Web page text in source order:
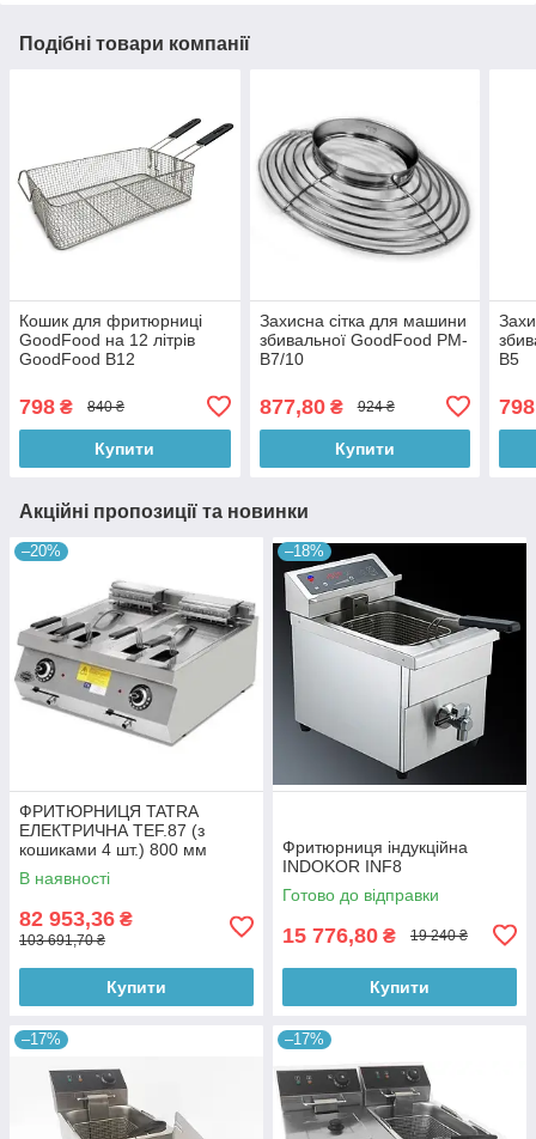
Подібні товари компанії
Кошик для фритюрниці
GoodFood на 12 літрів
GoodFood B12
798 ₴ 840 ₴
Купити
Захисна сітка для машини
збивальної GoodFood PM-
B7/10
877,80₴ 924 ₴
Купити
B5
798
Акційні пропозиції та новинки
–20%
ФРИТЮРНИЦЯ TATRA
ЕЛЕКТРИЧНА TEF.87 (з
кошиками 4 шт.) 800 мм
В наявності
82 953,36 ₴
103 691,70 ₴
Купити
–18%
Фритюрниця індукційна
INDOKOR INF8
Готово до відправки
15 776,80 ₴ 19 240 ₴
Купити
–17% –17%